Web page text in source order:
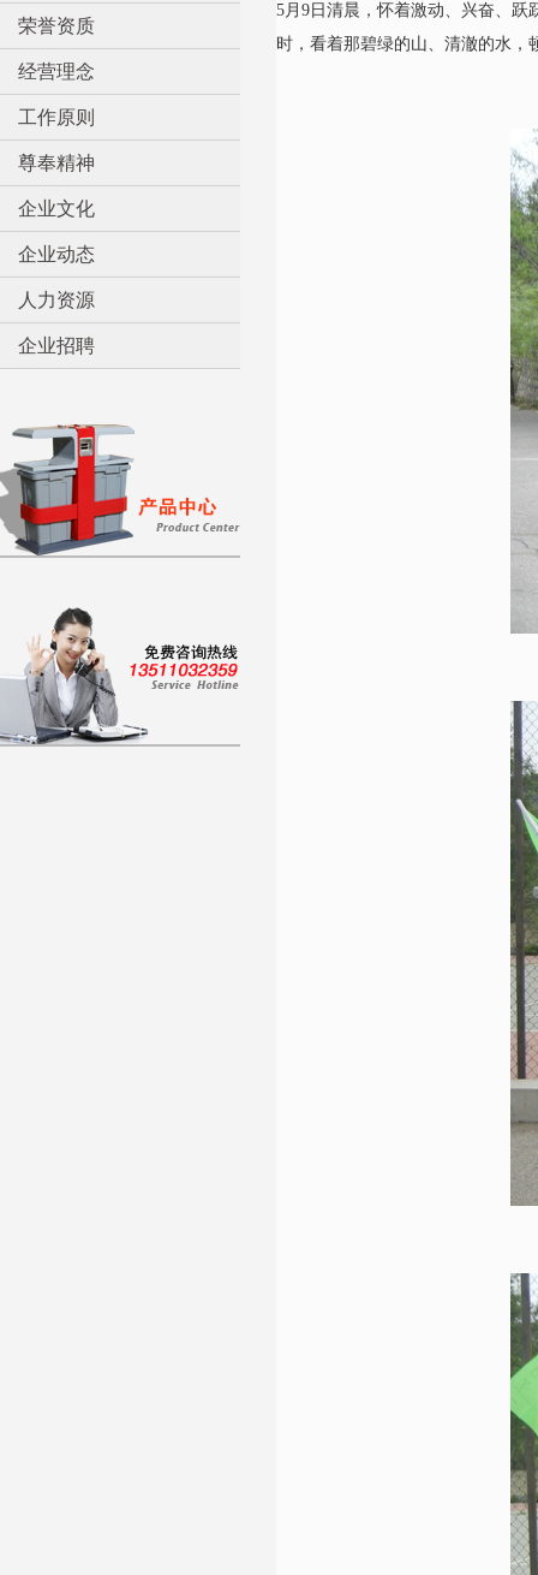
荣誉资质
经营理念
工作原则
尊奉精神
企业文化
企业动态
人力资源
企业招聘
5月9日清晨，怀着激动、兴奋、
时，看着那碧绿的山、清澈的水，